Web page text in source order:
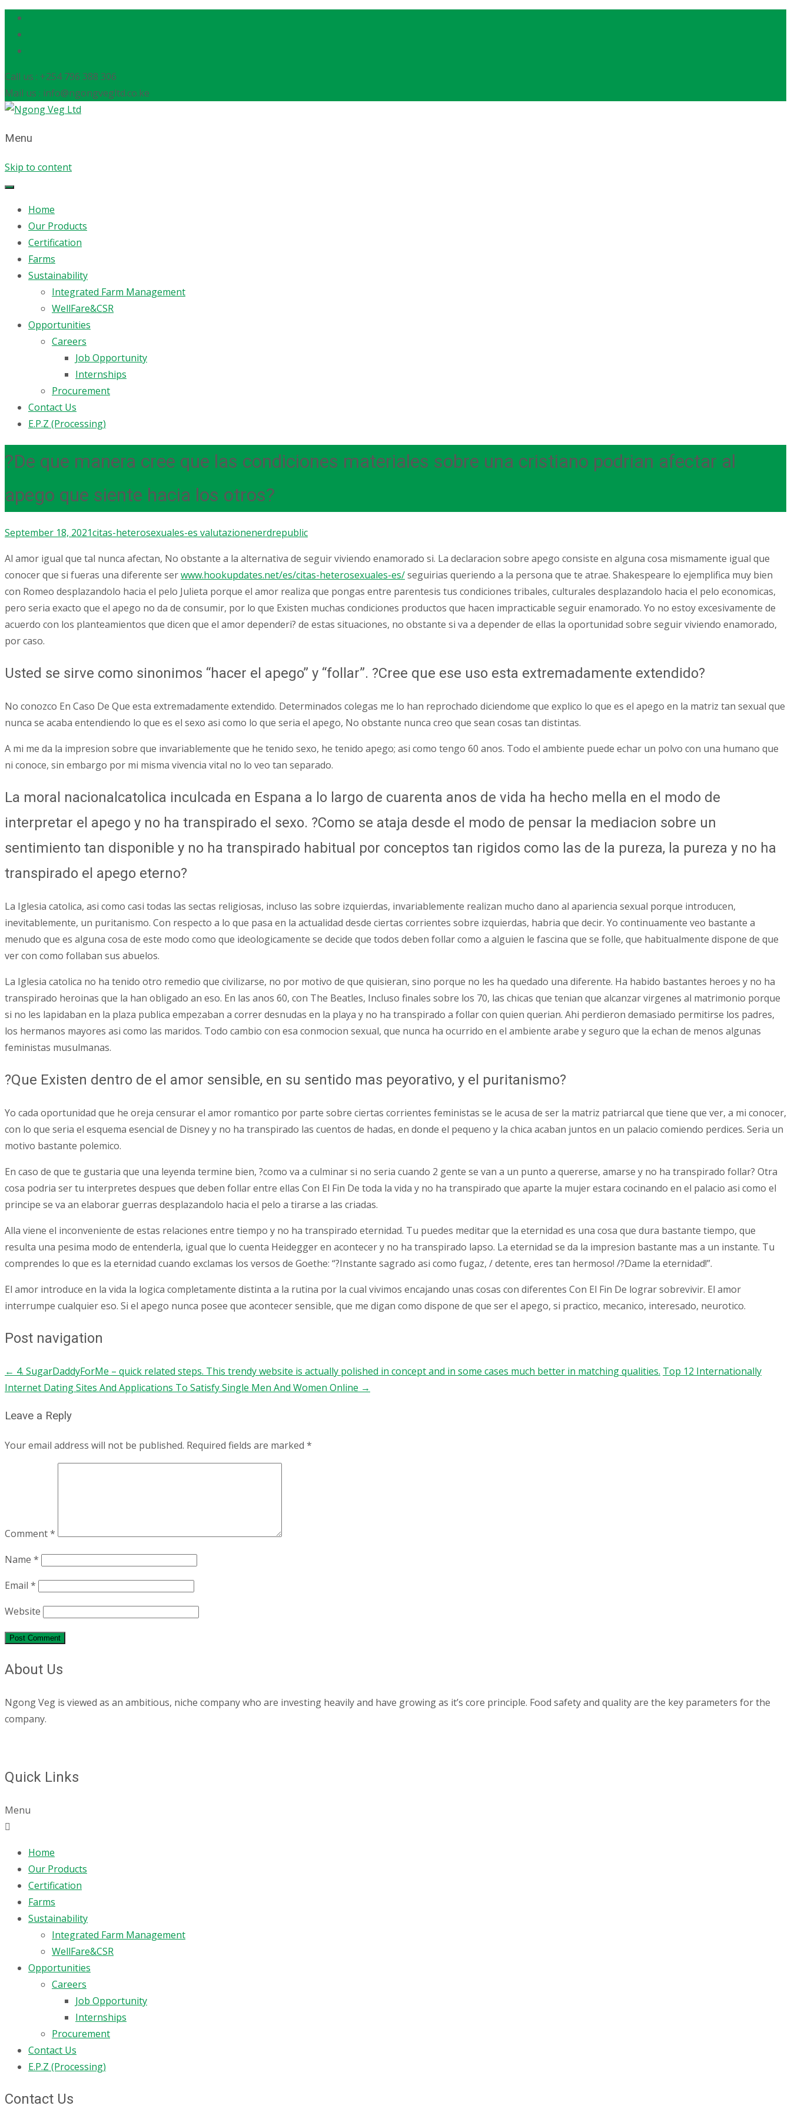
Call us : +254 796 388 306
Mail us : info@ngongvegltd.co.ke
Menu
Skip to content
Home
Our Products
Certification
Farms
Sustainability
Integrated Farm Management
WellFare&CSR
Opportunities
Careers
Job Opportunity
Internships
Procurement
Contact Us
E.P.Z (Processing)
?De que manera cree que las condiciones materiales sobre una cristiano podri­an afectar al
apego que siente hacia los otros?
September 18, 2021citas-heterosexuales-es valutazionenerdrepublic
Al amor igual que tal nunca afectan, No obstante a la alternativa de seguir viviendo enamorado si. La declaracion sobre apego consiste en alguna cosa mismamente igual que
conocer que si fueras una diferente serwww.hookupdates.net/es/citas-heterosexuales-es/seguirias queriendo a la persona que te atrae. Shakespeare lo ejemplifica muy bien
con Romeo desplazandolo hacia el pelo Julieta porque el amor realiza que pongas entre parentesis tus condiciones tribales, culturales desplazandolo hacia el pelo economicas,
pero seri­a exacto que el apego no da de consumir, por lo que Existen muchas condiciones productos que hacen impracticable seguir enamorado. Yo no estoy excesivamente de
acuerdo con los planteamientos que dicen que el amor dependeri? de estas situaciones, no obstante si va a depender de ellas la oportunidad sobre seguir viviendo enamorado,
por caso.
Usted se sirve como sinonimos “hacer el apego” y “follar”. ?Cree que ese uso esta extremadamente extendido?
No conozco En Caso De Que esta extremadamente extendido. Determinados colegas me lo han reprochado diciendome que explico lo que es el apego en la matriz tan sexual que
nunca se acaba entendiendo lo que es el sexo asi­ como lo que seri­a el apego, No obstante nunca creo que sean cosas tan distintas.
A mi me da la impresion sobre que invariablemente que he tenido sexo, he tenido apego; asi­ como tengo 60 anos. Todo el ambiente puede echar un polvo con una humano que
ni conoce, sin embargo por mi misma vivencia vital no lo veo tan separado.
La moral nacionalcatolica inculcada en Espana a lo largo de cuarenta anos de vida ha hecho mella en el modo de
interpretar el apego y no ha transpirado el sexo. ?Como se ataja desde el modo de pensar la mediacion sobre un
sentimiento tan disponible y no ha transpirado habitual por conceptos tan rigidos como las de la pureza, la pureza y no ha
transpirado el apego eterno?
La Iglesia catolica, asi­ como casi todas las sectas religiosas, incluso las sobre izquierdas, invariablemente realizan mucho dano al apariencia sexual porque introducen,
inevitablemente, un puritanismo. Con respecto a lo que pasa en la actualidad desde ciertas corrientes sobre izquierdas, habria que decir. Yo continuamente veo bastante a
menudo que es alguna cosa de este modo como que ideologicamente se decide que todos deben follar como a alguien le fascina que se folle, que habitualmente dispone de que
ver con como follaban sus abuelos.
La Iglesia catolica no ha tenido otro remedio que civilizarse, no por motivo de que quisieran, sino porque no les ha quedado una diferente. Ha habido bastantes heroes y no ha
transpirado heroinas que la han obligado an eso. En las anos 60, con The Beatles, Incluso finales sobre los 70, las chicas que tenian que alcanzar virgenes al matrimonio porque
si no les lapidaban en la plaza publica empezaban a correr desnudas en la playa y no ha transpirado a follar con quien querian. Ahi perdieron demasiado permitirse los padres,
los hermanos mayores asi­ como las maridos. Todo cambio con esa conmocion sexual, que nunca ha ocurrido en el ambiente arabe y seguro que la echan de menos algunas
feministas musulmanas.
?Que Existen dentro de el amor sensible, en su sentido mas peyorativo, y el puritanismo?
Yo cada oportunidad que he oreja censurar el amor romantico por parte sobre ciertas corrientes feministas se le acusa de ser la matriz patriarcal que tiene que ver, a mi conocer,
con lo que seri­a el esquema esencial de Disney y no ha transpirado las cuentos de hadas, en donde el pequeno y la chica acaban juntos en un palacio comiendo perdices. Seri­a un
motivo bastante polemico.
En caso de que te gustaria que una leyenda termine bien, ?como va a culminar si no seri­a cuando 2 gente se van a un punto a quererse, amarse y no ha transpirado follar? Otra
cosa podri­a ser tu interpretes despues que deben follar entre ellas Con El Fin De toda la vida y no ha transpirado que aparte la mujer estara cocinando en el palacio asi­ como el
principe se va an elaborar guerras desplazandolo hacia el pelo a tirarse a las criadas.
Alla viene el inconveniente de estas relaciones entre tiempo y no ha transpirado eternidad. Tu puedes meditar que la eternidad es una cosa que dura bastante tiempo, que
resulta una pesima modo de entenderla, igual que lo cuenta Heidegger en acontecer y no ha transpirado lapso. La eternidad se da la impresion bastante mas a un instante. Tu
comprendes lo que es la eternidad cuando exclamas los versos de Goethe: “?Instante sagrado asi­ como fugaz, / detente, eres tan hermoso! /?Dame la eternidad!”.
El amor introduce en la vida la logica completamente distinta a la rutina por la cual vivimos encajando unas cosas con diferentes Con El Fin De lograr sobrevivir. El amor
interrumpe cualquier eso. Si el apego nunca posee que acontecer sensible, que me digan como dispone de que ser el apego, si practico, mecanico, interesado, neurotico.
Post navigation
← 4. SugarDaddyForMe – quick related steps. This trendy website is actually polished in concept and in some cases much better in matching qualities. Top 12 Internationally
Internet Dating Sites And Applications To Satisfy Single Men And Women Online →
Leave a Reply
Your email address will not be published. Required fields are marked *
Comment*
Name *
Email *
Website
About Us
Ngong Veg is viewed as an ambitious, niche company who are investing heavily and have growing as it’s core principle. Food safety and quality are the key parameters for the
company.
Quick Links
Menu
Home
Our Products
Certification
Farms
Sustainability
Integrated Farm Management
WellFare&CSR
Opportunities
Careers
Job Opportunity
Internships
Procurement
Contact Us
E.P.Z (Processing)
Contact Us